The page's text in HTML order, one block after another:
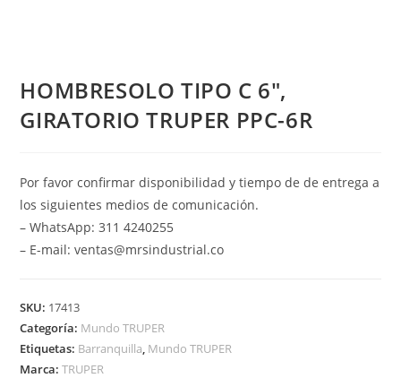
HOMBRESOLO TIPO C 6″,
GIRATORIO TRUPER PPC-6R
Por favor confirmar disponibilidad y tiempo de de entrega a
los siguientes medios de comunicación.
– WhatsApp: 311 4240255
– E-mail: ventas@mrsindustrial.co
SKU: 17413
Categoría: Mundo TRUPER
Etiquetas: Barranquilla, Mundo TRUPER
Marca:TRUPER